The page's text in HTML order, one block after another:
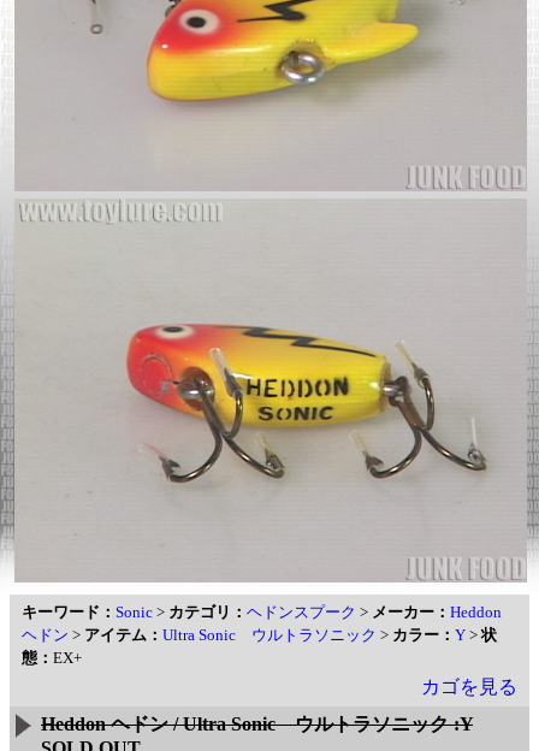
キーワード： Sonic > カテゴリ： ヘドンスプーク > メーカー： Heddon
ヘドン > アイテム： Ultra Sonic ウルトラソニック > カラー： Y >状
態： EX+
カゴを見る
Heddon ヘドン / Ultra Sonic ウルトラソニック :Y